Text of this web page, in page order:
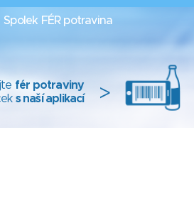
Spolek FÉR potravina
fér potraviny
s naší aplikací >